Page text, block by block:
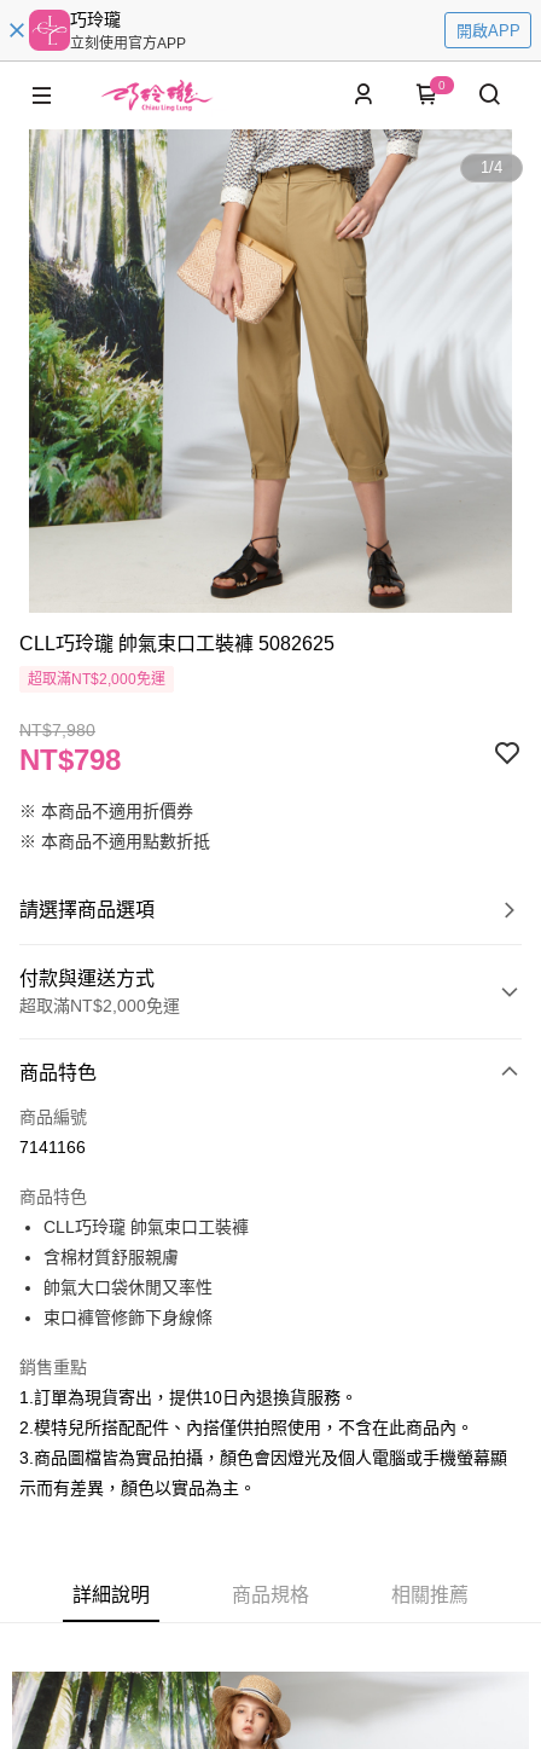
巧玲瓏
立刻使用官方APP
開啟APP
0
1/4
CLL巧玲瓏 帥氣束口工裝褲 5082625
超取滿NT$2,000免運
NT$7,980
NT$798
※ 本商品不適用折價券
※ 本商品不適用點數折抵
請選擇商品選項
付款與運送方式
超取滿NT$2,000免運
信用卡一次付款
信用卡分期付款
合作金庫商業銀行
華南商業銀行
上海商業儲蓄銀行
國泰世華商業銀行
臺灣中小企業銀行
聯邦商業銀行
元大商業銀行
永豐商業銀行
台新國際商業銀行
中國信託商業銀行
台灣樂天信用卡公司
超商取貨付款
LINE Pay
Apple Pay
悠遊付
Google Pay
大哥付你分期
2.付款方式選擇「大哥付你分期」，訂單成立後會自動跳轉到大哥付的交易
流程，驗證手機門號後，選擇欲分期的期數、繳款截止日，確認付款後即完
4.訂單成立30分鐘內，如未前往確認交易或遇審核未通過，訂單將自動取
消。如遇「轉專審核」未通過狀況，表示未達大哥付你分期系統評分，恕無
法說明評估內容。
【繳款方式說明】
相關說明
【關於「AFTEE先享後付」】
１．簡單：不需註冊會員、不需綁卡、不需儲值。
２．便利：只要手機號碼，簡訊認證，即可結帳。
３．安心：先確認商品／服務後，再付款。
運送方式
全家取貨付款
商品特色
商品編號
7141166
商品特色
CLL巧玲瓏 帥氣束口工裝褲
含棉材質舒服親膚
帥氣大口袋休閒又率性
束口褲管修飾下身線條
銷售重點
1.訂單為現貨寄出，提供10日內退換貨服務。
2.模特兒所搭配配件、內搭僅供拍照使用，不含在此商品內。
3.商品圖檔皆為實品拍攝，顏色會因燈光及個人電腦或手機螢幕顯
示而有差異，顏色以實品為主。
詳細說明 商品規格 相關推薦